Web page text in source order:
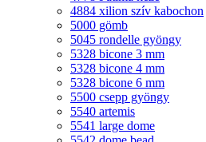
4884 xilion szív kabochon
5000 gömb
5045 rondelle gyöngy
5328 bicone 3 mm
5328 bicone 4 mm
5328 bicone 6 mm
5500 csepp gyöngy
5540 artemis
5541 large dome